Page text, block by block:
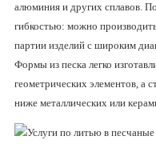
алюминия и других сплавов.
гибкостью: можно
партии изделий с широким
Формы из песка легко
геометрических элементов, а
ниже металлических или